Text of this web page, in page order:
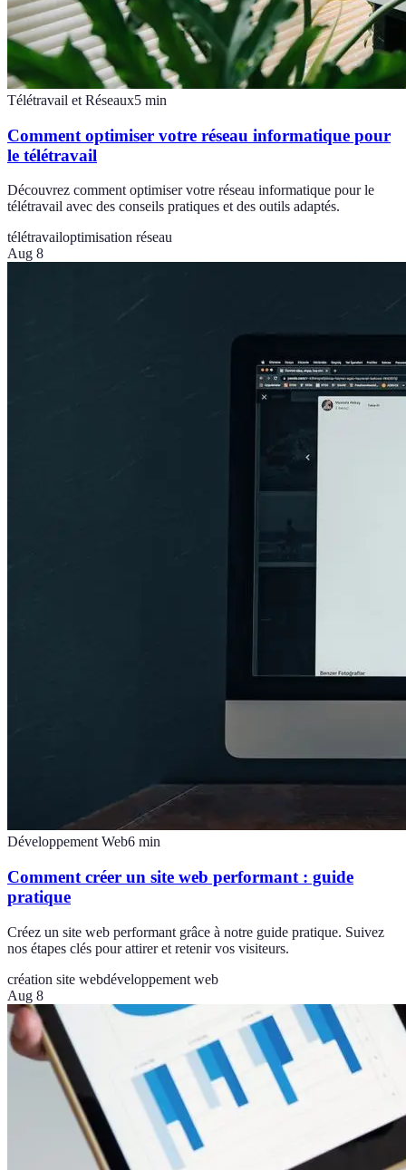
Télétravail et Réseaux5 min
Comment optimiser votre réseau informatique pour
le télétravail
Découvrez comment optimiser votre réseau informatique pour le
télétravail avec des conseils pratiques et des outils adaptés.
télétravailoptimisation réseau
Aug 8
Développement Web6 min
Comment créer un site web performant : guide
pratique
Créez un site web performant grâce à notre guide pratique. Suivez
nos étapes clés pour attirer et retenir vos visiteurs.
création site webdéveloppement web
Aug 8